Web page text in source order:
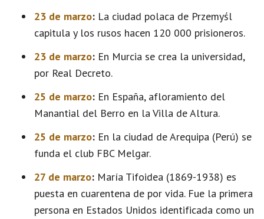
23 de marzo: La ciudad polaca de Przemyśl
capitula y los rusos hacen 120 000 prisioneros.
23 de marzo: En Murcia se crea la universidad,
por Real Decreto.
25 de marzo: En España, afloramiento del
Manantial del Berro en la Villa de Altura.
25 de marzo: En la ciudad de Arequipa (Perú) se
funda el club FBC Melgar.
27 de marzo: María Tifoidea (1869-1938) es
puesta en cuarentena de por vida. Fue la primera
persona en Estados Unidos identificada como un